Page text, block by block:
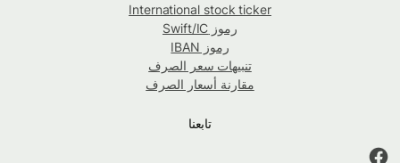
International stock ticker
رموز Swift/IC
رموز IBAN
تنبيهات سعر الصرف
مقارنة أسعار الصرف
تابعنا